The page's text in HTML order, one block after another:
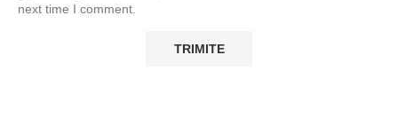
next time I comment.